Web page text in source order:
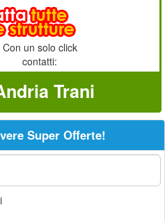
Con un solo click
contatti:
Trani
Super Offerte!